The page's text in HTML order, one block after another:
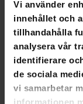
Vi använder
innehållet och
tillhandahålla
analysera vår
identifierare
de sociala
vi samarbetar
informationen
A
Bra,
Bra att ett